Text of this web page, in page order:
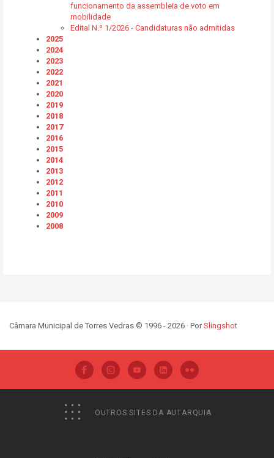
funcionamento da assembleia de voto em
mobilidade
Edital N.º 1/2026 - Candidaturas não admitidas
2025
2024
2023
2022
2021
2020
2019
2018
2017
2016
2015
2014
2013
2012
2011
2010
2009
2008
Câmara Municipal de Torres Vedras © 1996 - 2026 · PorSlingshot
OUTROS SITES DA AUTARQUIA